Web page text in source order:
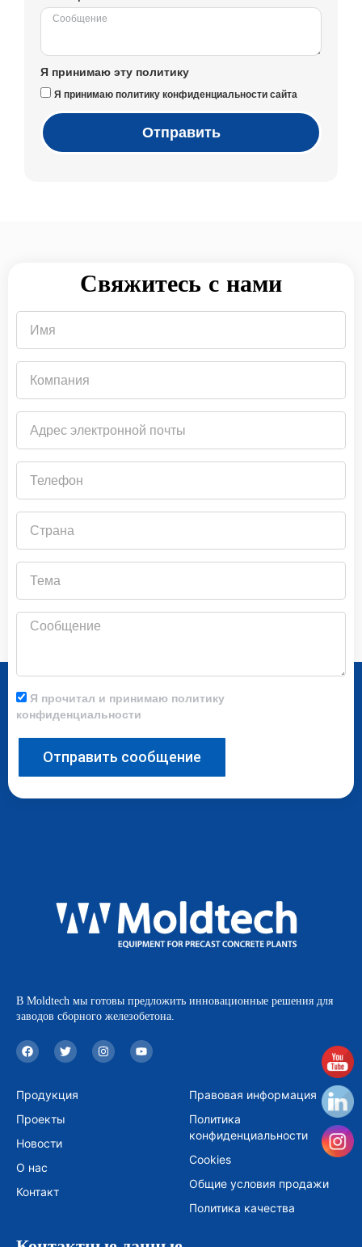
Я принимаю эту политику
Я принимаю политику конфиденциальности сайта
Отправить
Свяжитесь с нами
электронной
почты
Сообщение
Я прочитал и принимаю политику
конфиденциальности
Отправить сообщение
В Moldtech мы готовы предложить инновационные решения для
заводов сборного железобетона.
F
a
c
b
o
k
T
w
i
t
e
I
n
s
Y
o
u
Продукция
Проекты
Новости
О нас
Контакт
Правовая информация
Политика
конфиденциальности
Cookies
Общие условия продажи
Политика качества